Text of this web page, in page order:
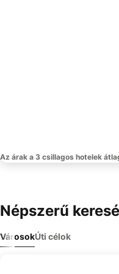
Az árak a 3 csillagos hotelek
Népszerű
VárosokÚti célok